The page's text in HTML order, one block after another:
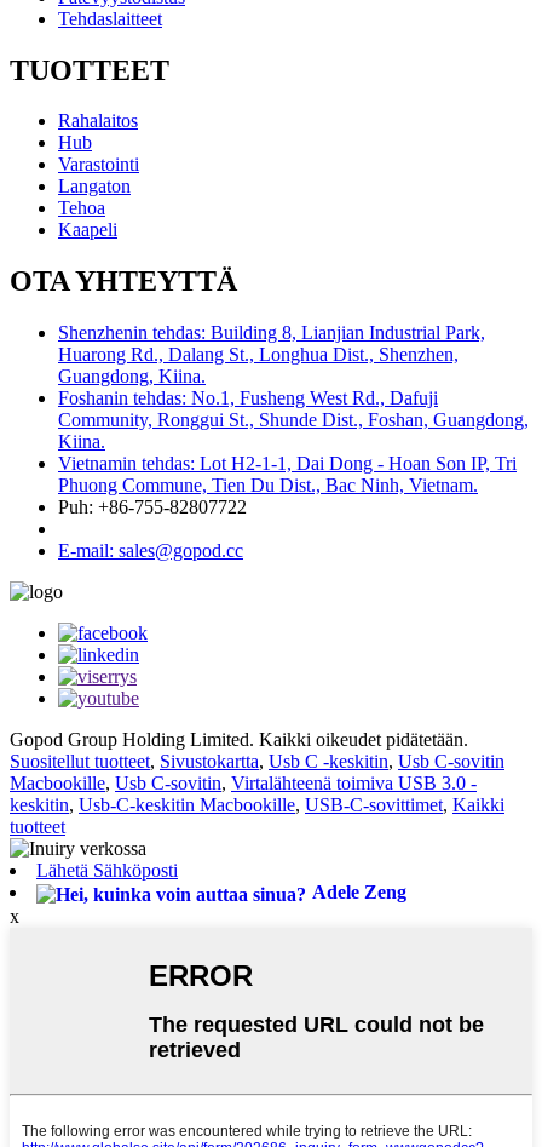
Tehdaslaitteet
TUOTTEET
Rahalaitos
Hub
Varastointi
Langaton
Tehoa
Kaapeli
OTA YHTEYTTÄ
Shenzhenin tehdas: Building 8, Lianjian Industrial Park,
Huarong Rd., Dalang St., Longhua Dist., Shenzhen,
Guangdong, Kiina.
Foshanin tehdas: No.1, Fusheng West Rd., Dafuji
Community, Ronggui St., Shunde Dist., Foshan, Guangdong,
Kiina.
Vietnamin tehdas: Lot H2-1-1, Dai Dong - Hoan Son IP, Tri
Phuong Commune, Tien Du Dist., Bac Ninh, Vietnam.
Puh: +86-755-82807722
E-mail: sales@gopod.cc
Gopod Group Holding Limited. Kaikki oikeudet pidätetään.
Suositellut tuotteet, Sivustokartta, Usb C -keskitin, Usb C-sovitin
Macbookille, Usb C-sovitin, Virtalähteenä toimiva USB 3.0 -
keskitin, Usb-C-keskitin Macbookille, USB-C-sovittimet, Kaikki
tuotteet
Lähetä Sähköposti
Adele Zeng
x